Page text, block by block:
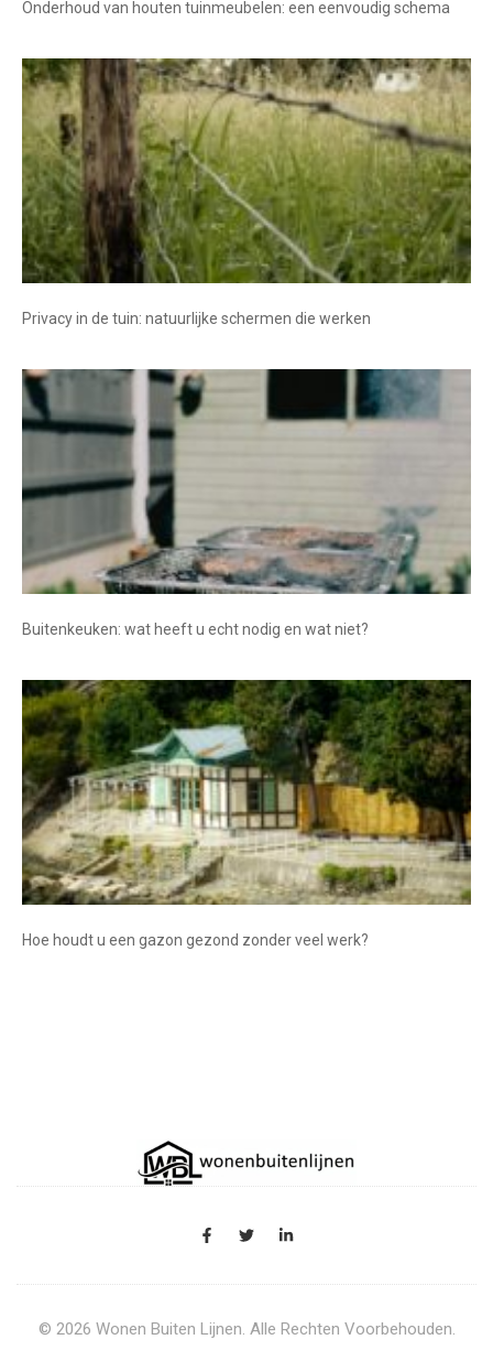
Onderhoud van houten tuinmeubelen: een eenvoudig schema
Privacy in de tuin: natuurlijke schermen die werken
Buitenkeuken: wat heeft u echt nodig en wat niet?
Hoe houdt u een gazon gezond zonder veel werk?
© 2026 Wonen Buiten Lijnen. Alle Rechten Voorbehouden.